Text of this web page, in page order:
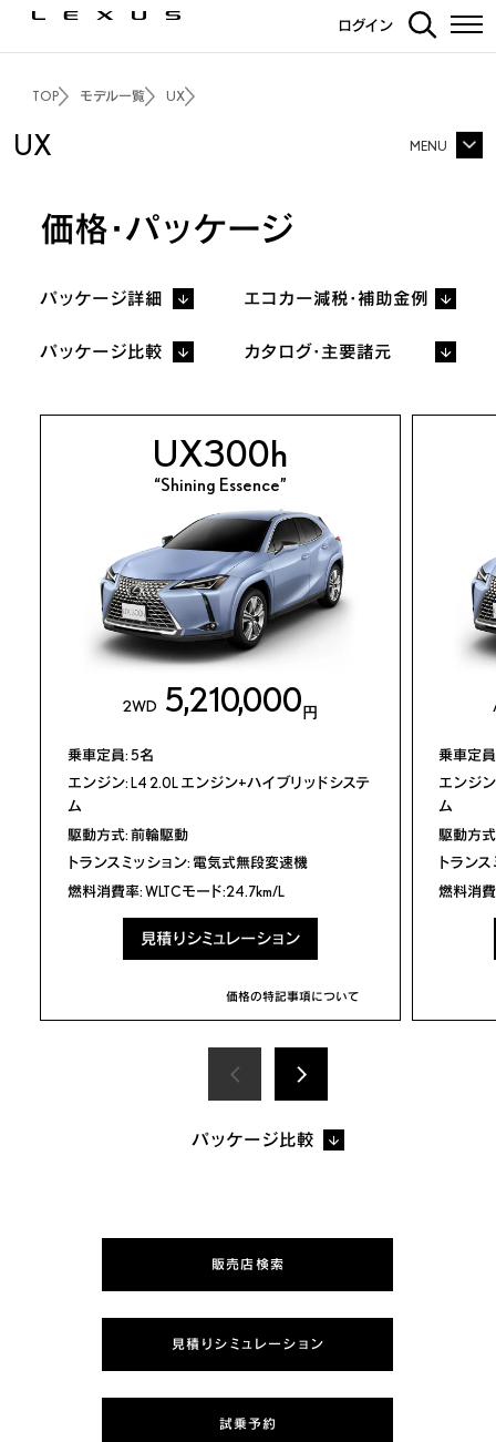
ログイン
TOP モデル一覧 UX
UX MENU
エクステリア
インテリア
走行性能
“Shining Essence”
カーナビ・その他装備
ディーラーオプション
LEXUS TOTAL CARE
FAQ
カタログ/取扱説明書
カタログ
ディーラー
オプション
メーカーオプション
パッケージ別
装備比較
主要諸元/環境仕様書
主要装備一覧
取扱説明書
見積りシミュレーション
試乗予約
価格・パッケージ
パッケージ詳細 エコカー減税・補助金例
パッケージ比較 カタログ・主要諸元
UX300h
“Shining Essence”
2WD 5,210,000円
乗車定員: 5名
エンジン: L4 2.0L エンジン+ハイブリッドシステ
ム
駆動方式: 前輪駆動
トランスミッション: 電気式無段変速機
燃料消費率: WLTCモード:24.7km/L
見積りシミュレーション
価格の特記事項について
乗車定
エンジ
ム
駆動方
トラン
燃料消
パッケージ比較
販売店検索
見積りシミュレーション
試乗予約